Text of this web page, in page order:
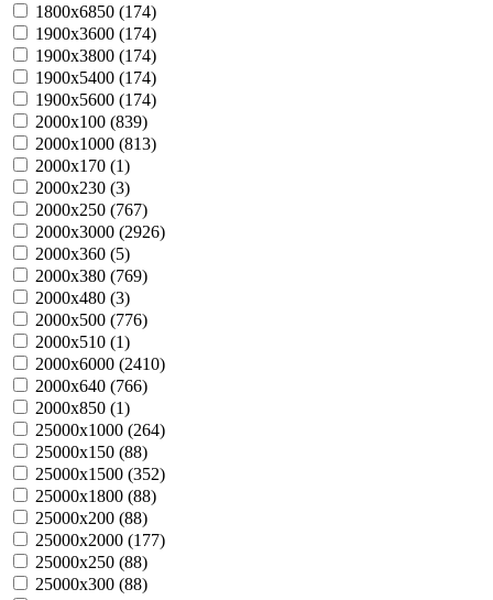
1800х6850 (174)
1900х3600 (174)
1900х3800 (174)
1900х5400 (174)
1900х5600 (174)
2000х100 (839)
2000х1000 (813)
2000х170 (1)
2000х230 (3)
2000х250 (767)
2000х3000 (2926)
2000х360 (5)
2000х380 (769)
2000х480 (3)
2000х500 (776)
2000х510 (1)
2000х6000 (2410)
2000х640 (766)
2000х850 (1)
25000х1000 (264)
25000х150 (88)
25000х1500 (352)
25000х1800 (88)
25000х200 (88)
25000х2000 (177)
25000х250 (88)
25000х300 (88)